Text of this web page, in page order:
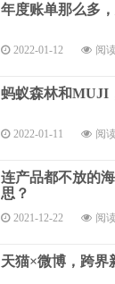
年度账单那么多
2022-01-12 阅
蚂蚁森林和MUJI
2022-01-11 阅
连产品都不放的
思？
2021-12-22 阅
天猫×微博，跨界